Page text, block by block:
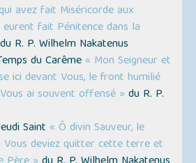
avez fait Miséricorde aux
fait Pénitence dans la
du R. P. Wilhelm Nakatenus
du Carême « Mon Seigneur et
ici devant Vous, le front humilié
ai souvent offensé » du R. P.
Saint « Ô divin Sauveur, le
deviez quitter cette terre et